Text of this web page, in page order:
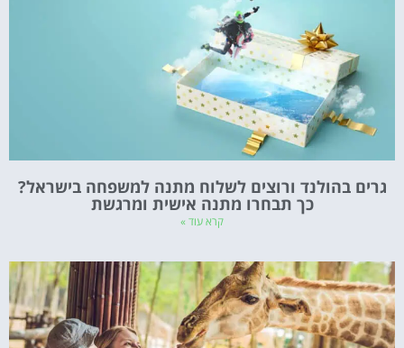
גרים בהולנד ורוצים לשלוח מתנה למשפחה בישראל?
כך תבחרו מתנה אישית ומרגשת
קרא עוד »